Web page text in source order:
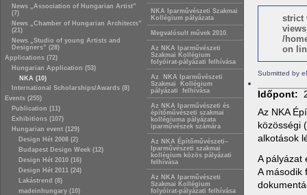
News „Association of Hungarian Artist”
(7)
News „Chamber of Hungarian Architects”
(21)
News „Studio of young Artists and
Designers” (28)
Applications (72)
Hungarian Application (53)
NKA (10)
International Scholarships/Awards (8)
Events (255)
Publication (11)
Exhibitions (107)
Hungarian event (129)
Design Hét 2008 (2)
Budapest Design Week (12)
Design Hét 2010 (16)
Design Hét 2011 (24)
Lakástrend (8)
madeinhungary (10)
NKA Iparművészeti Szakmai
Kollégium pályázata
Megvalósult művek 2010.
Az NKA Iparművészeti
Szakmai Kollégium
folyóirat-pályázati felhívása
Az NKA Iparművészeti
Szakmai Kollégium
pályázati felhívása
Az NKA Iparművészeti és
építőművészeti szakmai
kollégiuma pályázata
iparművészek számára
Az NKA Építőművészeti–
Iparművészeti szakmai
kollégium közös pályázati
felhívása
Az NKA Iparművészeti
Szakmai Kollégium
folyóirat-pályázati felhívása
strict
/
on
Submitted by
Időpont:
Az NKA
közösségi
alkotások
A pályázat
A második